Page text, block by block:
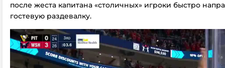
после жеста капитана «столичных» игроки быстро
гостевую раздевалку.